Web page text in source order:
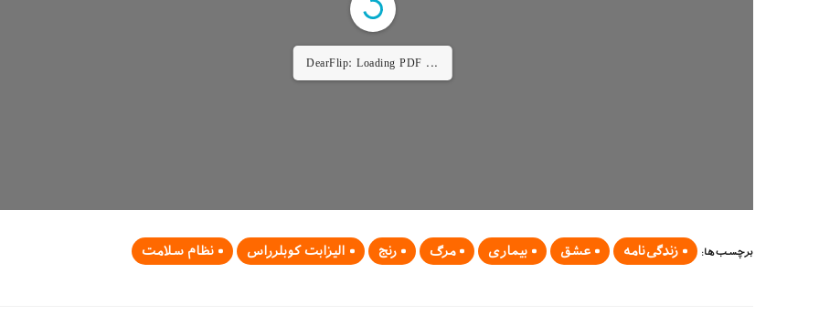
DearFlip: Loading PDF ...
برچسب‌ها: زندگی‌نامه عشق بیماری مرگ رنج الیزابت کوبلرراس نظام سلامت